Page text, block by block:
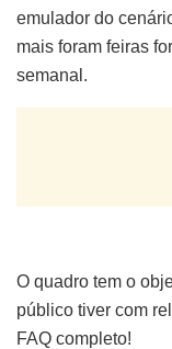
emulador do
mais foram feiras
semanal.
O quadro tem o
público tiver com
FAQ completo!